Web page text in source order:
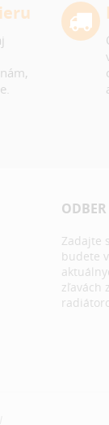
Zadajte
budete
zľavách